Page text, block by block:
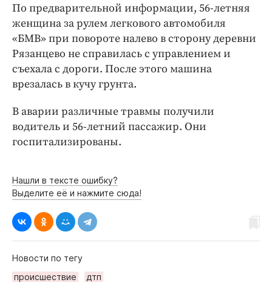
По предварительной информации, 56-летняя
женщина за рулем легкового автомобиля
«БМВ» при повороте налево в сторону деревни
Рязанцево не справилась с управлением и
съехала с дороги. После этого машина
врезалась в кучу грунта.
В аварии различные травмы получили
водитель и 56-летний пассажир. Они
госпитализированы.
Нашли в тексте ошибку?
Выделите её и нажмите сюда!
Новости по тегу
происшествие
дтп